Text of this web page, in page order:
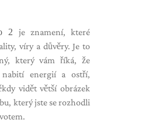
2 je znamení, které
víry a důvěry. Je to
který vám říká, že
energií a ostří,
vidět větší obrázek
který jste se rozhodli